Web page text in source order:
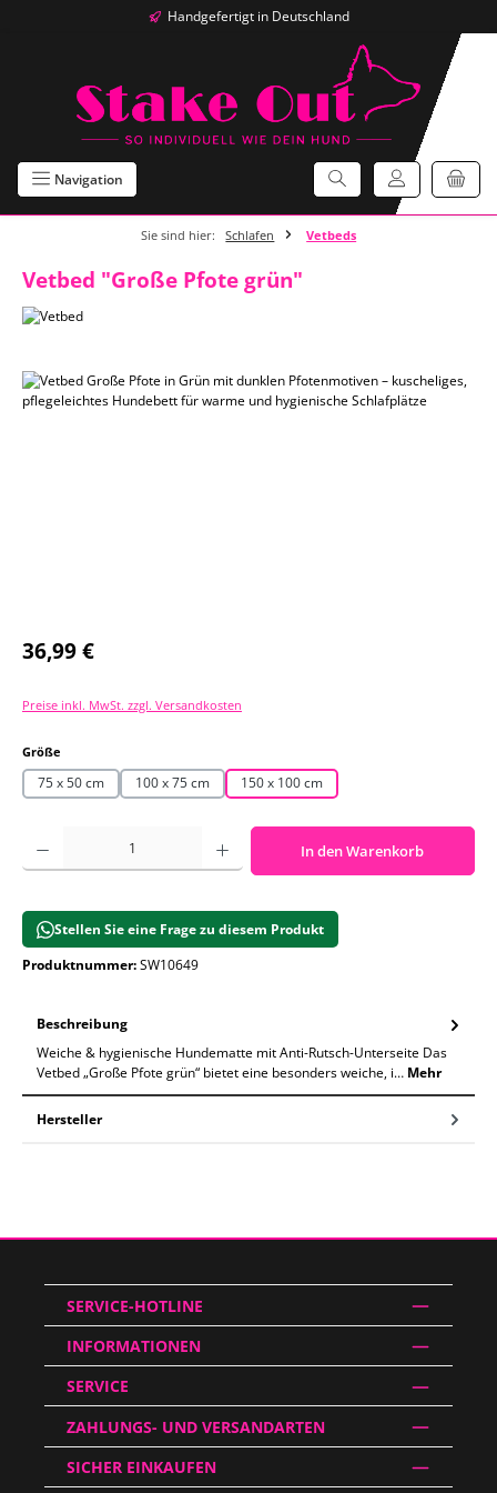
Zum Hauptinhalt springenHandgefertigt in Deutschland
Navigation
Sie sind hier: Schlafen Vetbeds
Vetbed "Große Pfote grün"
Bildergalerie überspringen
Regulärer Preis:
36,99 €
Preise inkl. MwSt. zzgl. Versandkosten
Größe
75 x 50 cm 100 x 75 cm 150 x 100 cm
Produkt Anzahl: Gib den gewünschten Wert ein oder benutze die
In den Warenkorb
Stellen Sie eine Frage zu diesem Produkt
Produktnummer:SW10649
Beschreibung
Weiche & hygienische Hundematte mit Anti-Rutsch-Unterseite Das
Vetbed „Große Pfote grün“ bietet eine besonders weiche, i… Mehr
Hersteller
SERVICE-HOTLINE
INFORMATIONEN
SERVICE
ZAHLUNGS- UND VERSANDARTEN
SICHER EINKAUFEN